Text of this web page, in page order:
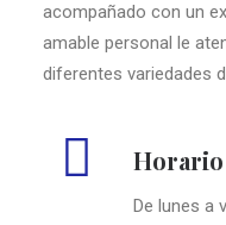
acompañado con un
amable personal le
diferentes variedades
Horario
De lunes a